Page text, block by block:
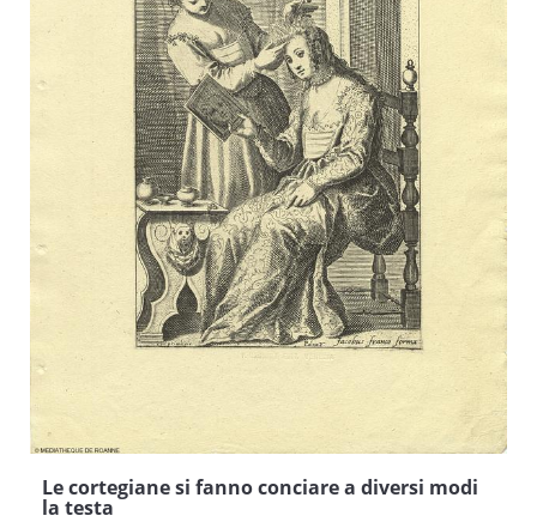
Le cortegiane si fanno conciare a diversi modi
la testa